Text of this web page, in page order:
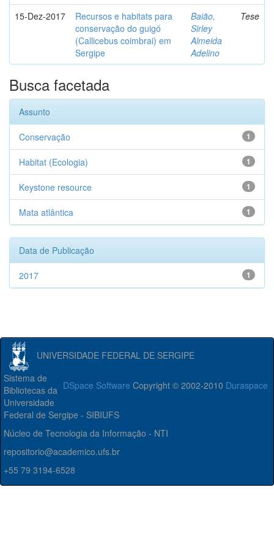
15-Dez-2017
Recursos e habitats para
conservação do guigó
(Callicebus coimbrai) em
Sergipe
Baião,
Sirley
Almeida
Adelino
Tese
Busca facetada
Assunto
1
Conservação
1
Habitat (Ecologia)
1
Keystone resource
1
Mata atlântica
Data de Publicação
1
2017
UNIVERSIDADE FEDERAL DE SERGIPE
DSpace Software Copyright © 2002-2010 Duraspace
Sistema de
Bibliotecas da
Universidade
Federal de Sergipe - SIBIUFS
Núcleo de Tecnologia da Informação - NTI
repositorio@academico.ufs.br
+55 79 3194-6528